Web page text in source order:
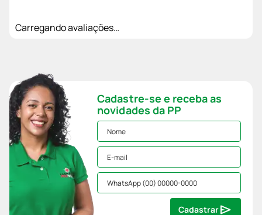
Carregando avaliações…
Cadastre-se e receba as
novidades da PP
Cadastrar